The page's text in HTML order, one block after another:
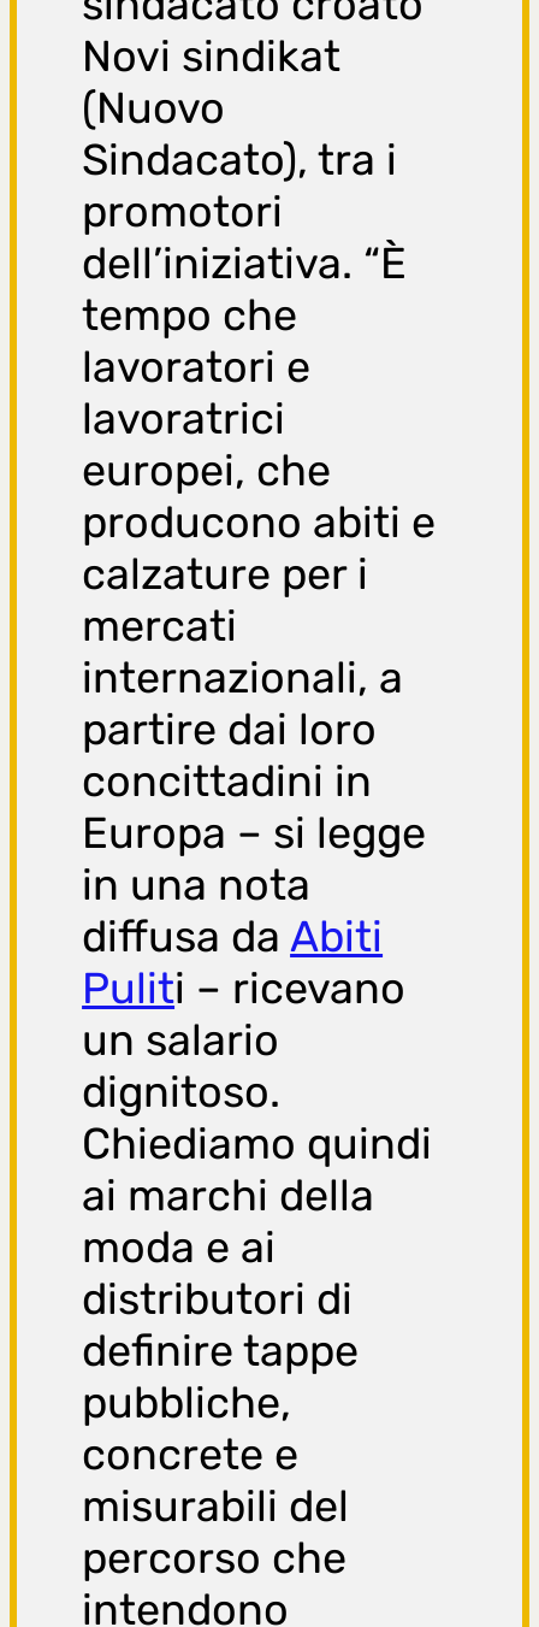
Novi sindikat
(Nuovo
Sindacato), tra i
promotori
dell’iniziativa. “È
tempo che
lavoratori e
lavoratrici
europei, che
producono abiti e
calzature per i
mercati
internazionali, a
partire dai loro
concittadini in
Europa – si legge
in una nota
diffusa daAbiti
Puliti – ricevano
un salario
dignitoso.
Chiediamo quindi
ai marchi della
moda e ai
distributori di
definire tappe
pubbliche,
concrete e
misurabili del
percorso che
intendono